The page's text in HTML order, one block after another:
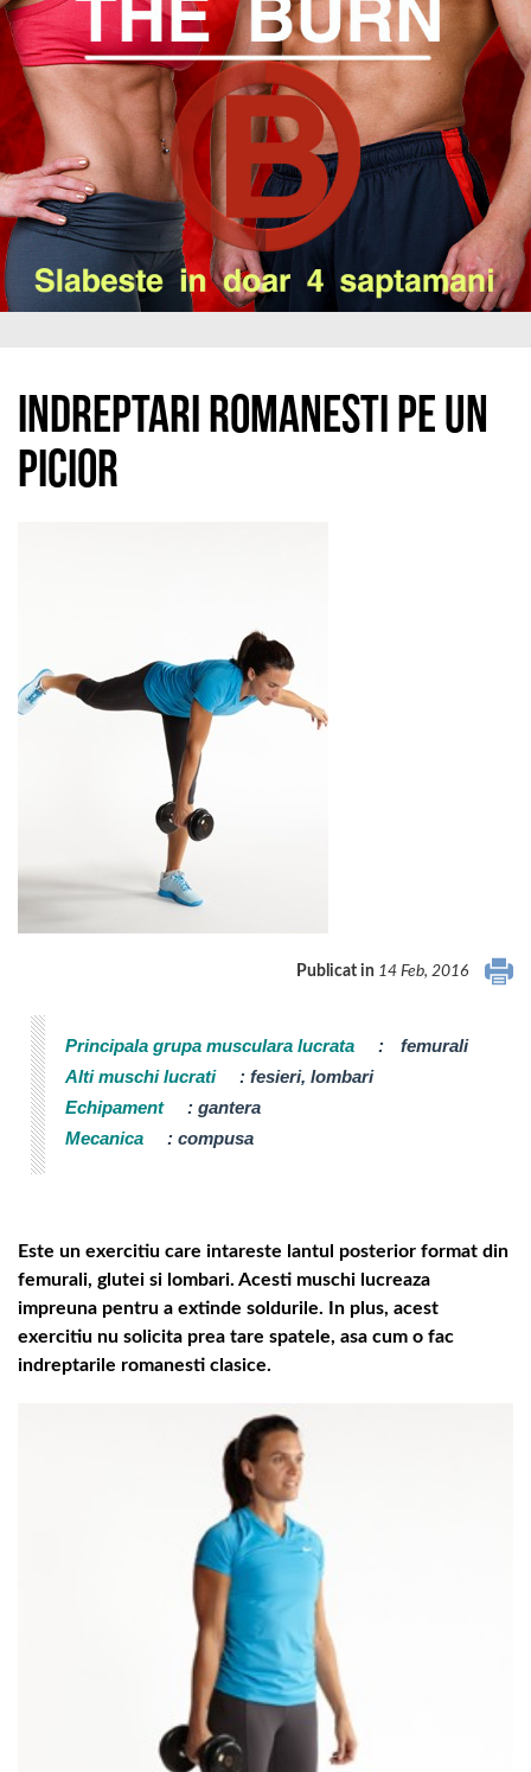
Indreptari romanesti pe un
picior
Publicat in 14 Feb, 2016
Principala grupa musculara lucrata :
femurali
Alti muschi lucrati
: fesieri, lombari
Echipament
: gantera
Mecanica
: compusa
Este un exercitiu care intareste lantul posterior format din
femurali, glutei si lombari. Acesti muschi lucreaza
impreuna pentru a extinde soldurile. In plus, acest
exercitiu nu solicita prea tare spatele, asa cum o fac
indreptarile romanesti clasice.